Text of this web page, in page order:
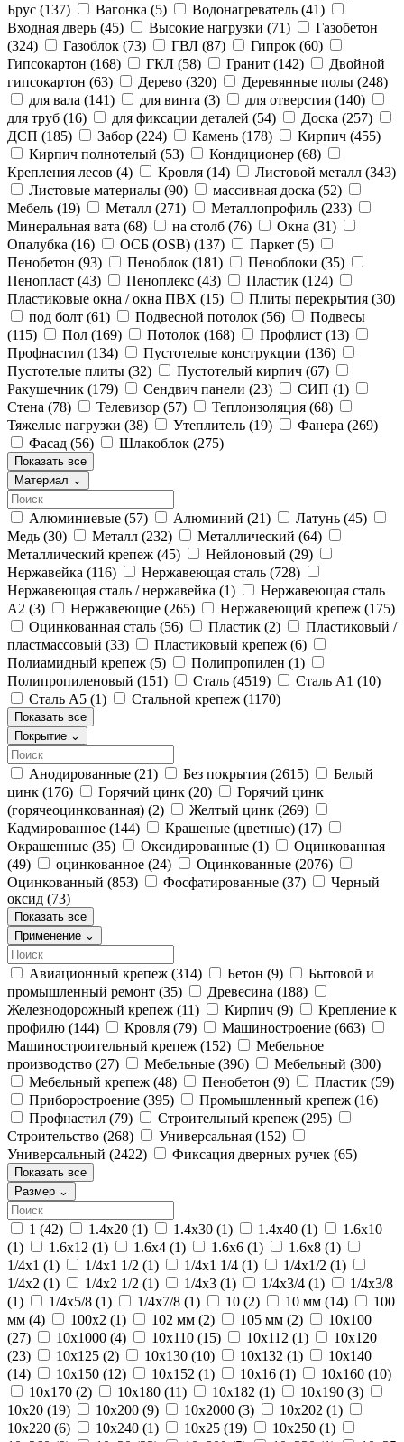
Брус (137) Вагонка (5) Водонагреватель (41)
Входная дверь (45) Высокие нагрузки (71)
Газобетон
(324)
Газоблок (73) ГВЛ (87) Гипрок (60)
Гипсокартон (168) ГКЛ (58) Гранит (142)
Двойной
гипсокартон (63) Дерево (320) Деревянные полы (248)
для вала (141) для винта (3) для отверстия (140)
для труб (16) для фиксации деталей (54) Доска (257)
ДСП (185) Забор (224) Камень (178) Кирпич (455)
Кирпич полнотелый (53) Кондиционер (68)
Крепления лесов (4) Кровля (14) Листовой металл (343)
Листовые материалы (90) массивная доска (52)
Мебель (19) Металл (271) Металлопрофиль (233)
Минеральная вата (68) на столб (76) Окна (31)
Опалубка (16) ОСБ (OSB) (137) Паркет (5)
Пенобетон (93) Пеноблок (181) Пеноблоки (35)
Пенопласт (43) Пеноплекс (43) Пластик (124)
Пластиковые окна / окна ПВХ (15) Плиты перекрытия (30)
под болт (61) Подвесной потолок (56)
Подвесы
(115)
Пол (169) Потолок (168) Профлист (13)
Профнастил (134) Пустотелые конструкции (136)
Пустотелые плиты (32) Пустотелый кирпич (67)
Ракушечник (179) Сендвич панели (23) СИП (1)
Стена (78) Телевизор (57) Теплоизоляция (68)
Тяжелые нагрузки (38) Утеплитель (19) Фанера (269)
Фасад (56) Шлакоблок (275)
Показать все
Материал ⌄
Алюминиевые (57) Алюминий (21) Латунь (45)
Медь (30) Металл (232) Металлический (64)
Металлический крепеж (45) Нейлоновый (29)
Нержавейка (116) Нержавеющая сталь (728)
Нержавеющая сталь / нержавейка (1)
Нержавеющая сталь
А2 (3) Нержавеющие (265) Нержавеющий крепеж (175)
Оцинкованная сталь (56) Пластик (2)
Пластиковый /
пластмассовый (33) Пластиковый крепеж (6)
Полиамидный крепеж (5) Полипропилен (1)
Полипропиленовый (151) Сталь (4519) Сталь А1 (10)
Сталь А5 (1) Стальной крепеж (1170)
Показать все
Покрытие ⌄
Анодированные (21) Без покрытия (2615)
Белый
цинк (176) Горячий цинк (20)
Горячий цинк
(горячеоцинкованная) (2) Желтый цинк (269)
Кадмированное (144) Крашеные (цветные) (17)
Окрашенные (35) Оксидированные (1)
Оцинкованная
(49)
оцинкованное (24) Оцинкованные (2076)
Оцинкованный (853) Фосфатированные (37)
Черный
оксид (73)
Показать все
Применение ⌄
Авиационный крепеж (314) Бетон (9)
Бытовой и
промышленный ремонт (35) Древесина (188)
Железнодорожный крепеж (11) Кирпич (9)
Крепление к
профилю (144) Кровля (79) Машиностроение (663)
Машиностроительный крепеж (152)
Мебельное
производство (27) Мебельные (396) Мебельный (300)
Мебельный крепеж (48) Пенобетон (9) Пластик (59)
Приборостроение (395) Промышленный крепеж (16)
Профнастил (79) Строительный крепеж (295)
Строительство (268) Универсальная (152)
Универсальный (2422) Фиксация дверных ручек (65)
Показать все
Размер ⌄
1 (42) 1.4х20 (1) 1.4х30 (1) 1.4х40 (1)
1.6х10
(1)
1.6х12 (1) 1.6х4 (1) 1.6х6 (1) 1.6х8 (1)
1/4x1 (1) 1/4x1 1/2 (1) 1/4x1 1/4 (1) 1/4x1/2 (1)
1/4x2 (1) 1/4x2 1/2 (1) 1/4x3 (1) 1/4x3/4 (1)
1/4x3/8
(1)
1/4x5/8 (1) 1/4x7/8 (1) 10 (2) 10 мм (14)
100
мм (4) 100x2 (1) 102 мм (2) 105 мм (2)
10x100
(27)
10x1000 (4) 10x110 (15) 10x112 (1)
10x120
(23)
10x125 (2) 10x130 (10) 10x132 (1)
10x140
(14)
10x150 (12) 10x152 (1) 10x16 (1) 10x160 (10)
10x170 (2) 10x180 (11) 10x182 (1) 10x190 (3)
10x20 (19) 10x200 (9) 10x2000 (3) 10x202 (1)
10x220 (6) 10x240 (1) 10x25 (19) 10x250 (1)